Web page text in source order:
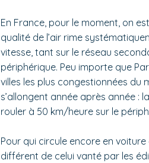
En France, pour le moment, on
qualité de l’air rime
vitesse, tant sur le réseau
périphérique. Peu importe que
villes les plus congestionnées du
s’allongent année après année :
rouler à 50 km/heure sur le
Pour qui circule encore en
différent de celui vanté par les